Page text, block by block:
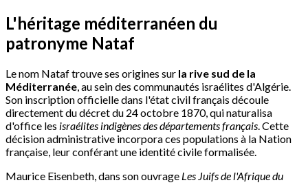
L'héritage méditerranéen du
patronyme Nataf
Le nom Nataf trouve ses origines sur la rive sud de la
Méditerranée , au sein des communautés israélites d'Algérie.
Son inscription officielle dans l'état civil français découle
directement du décret du 24 octobre 1870, qui naturalisa
d'office les israélites indigènes des départements français . Cette
décision administrative incorpora ces populations à la Nation
française, leur conférant une identité civile formalisée.
Maurice Eisenbeth, dans son ouvrage Les Juifs de l'Afrique du